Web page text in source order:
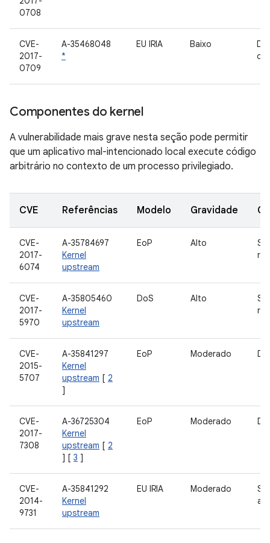
0708
CVE-
2017-
0709
A-35468048
*
EU IRIA Baixo
do
Componentes do kernel
A vulnerabilidade mais grave nesta seção pode permitir
que um aplicativo mal-intencionado local execute código
arbitrário no contexto de um processo privilegiado.
CVE Referências Modelo Gravidade
CVE-
2017-
6074
A-35784697
Kernel
upstream
EoP Alto
CVE-
2017-
5970
A-35805460
Kernel
upstream
DoS Alto
CVE-
2015-
5707
A-35841297
Kernel
upstream [ 2
]
EoP Moderado
CVE-
2017-
7308
A-36725304
Kernel
upstream [ 2
] [ 3 ]
EoP Moderado
CVE-
2014-
9731
A-35841292
Kernel
upstream
EU IRIA Moderado